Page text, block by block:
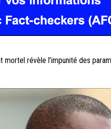
mortel révèle l’impunité des